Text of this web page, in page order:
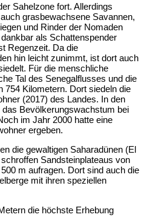
Sahelzone fort. Allerdings
grasbewachsene Savannen,
und Rinder der Nomaden
als Schattenspender
Regenzeit. Da die
hin leicht zunimmt, ist dort auch
Für die menschliche
Tal des Senegalflusses und die
754 Kilometern. Dort siedeln die
(2017) des Landes. In den
Bevölkerungswachstum bei
im Jahr 2000 hatte eine
ergeben.
die gewaltigen Saharadünen (El
Sandsteinplateaus von
m aufragen. Dort sind auch die
mit ihren speziellen
die höchste Erhebung